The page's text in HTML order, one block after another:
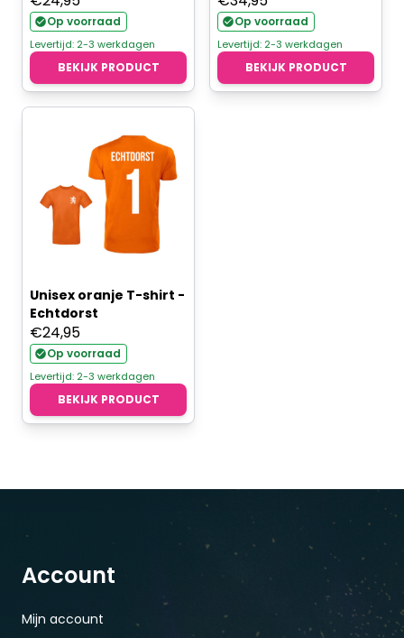
Op voorraad
Levertijd: 2-3 werkdagen
BEKIJK PRODUCT
Op voorraad
Levertijd: 2-3 werkdagen
BEKIJK PRODUCT
Unisex oranje T-shirt -
Echtdorst
€24,95
Op voorraad
Levertijd: 2-3 werkdagen
BEKIJK PRODUCT
Account
Mijn account